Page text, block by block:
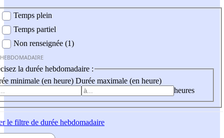
Temps plein
Temps partiel
Non renseignée (1)
la durée hebdomadaire :
minimale (en heure) Durée maximale (en heure)
heures
le filtre de durée hebdomadaire